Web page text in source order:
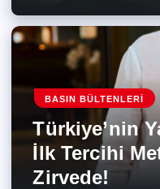
BASIN BÜLTENLERI
Türkiye’nin
İlk Tercihi
Zirvede!